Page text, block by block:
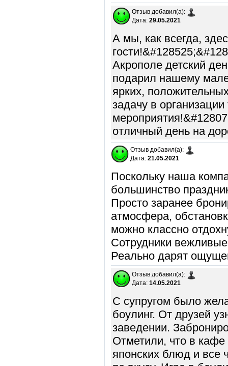
Отзыв добавил(а):
Дата: 29.05.2021
А мы, как всегда,
Акрополе детский
подарил нашему
ярких,
задачу в организации
отличный день на
Отзыв добавил(а):
Дата: 21.05.2021
Поскольку наша
большинство
Просто заранее
атмосфера,
можно классно
Сотрудники
Реально дарят
Отзыв добавил(а):
Дата: 14.05.2021
С супругом было
боулинг. От друзей
заведении.
Отметили, что в
японских блюд и все